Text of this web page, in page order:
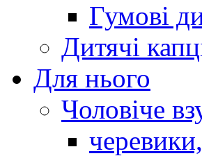
Гумові
Дитячі
Для нього
Чоловіче